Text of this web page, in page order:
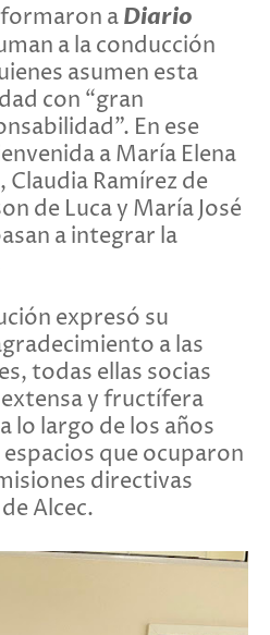
aDiario
a la conducción
asumen esta
con “gran
En ese
a María Elena
Ramírez de
de Luca y María José
a integrar la
expresó su
a las
todas ellas socias
y fructífera
lo largo de los años
que ocuparon
directivas
Alcec.